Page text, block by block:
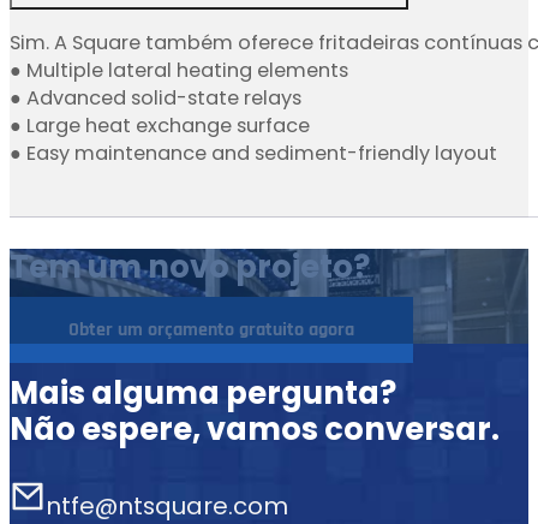
Sim. A Square também oferece fritadeiras
● Multiple lateral heating elements
● Advanced solid-state relays
● Large heat exchange surface
● Easy maintenance and sediment-friendly layout
Tem um novo projeto?
Obter um orçamento gratuito agora
Mais alguma pergunta?
Não espere, vamos conversar.
ntfe@ntsquare.com